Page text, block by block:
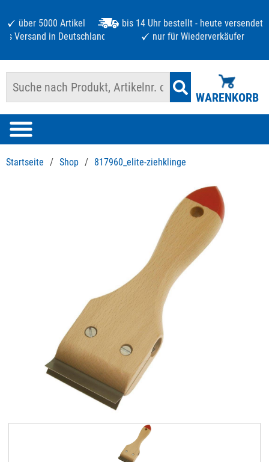
über 5000 Artikel
bis 14 Uhr bestellt - heute versendet
Versand in Deutschland ab 125 €
nur für Wiederverkäufer
WARENKORB
Startseite / Shop / 817960_elite-ziehklinge